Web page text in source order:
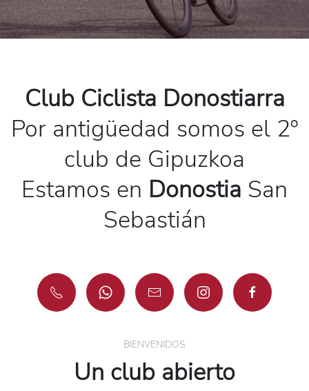
Club Ciclista Donostiarra
Por antigüedad somos el 2º
club de Gipuzkoa
Estamos en Donostia San
Sebastián
BIENVENIDOS
Un club abierto